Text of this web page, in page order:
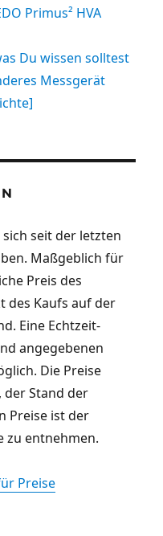
Primus² HVA
Du wissen solltest
Messgerät
seit der letzten
Maßgeblich für
Preis des
des Kaufs auf der
Eine Echtzeit-
angegebenen
Die Preise
der Stand der
Preise ist der
zu entnehmen.
Preise